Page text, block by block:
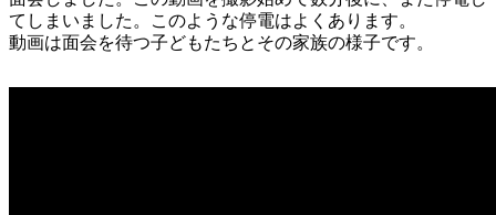
てしまいました。このような停電はよくあります。
動画は面会を待つ子どもたちとその家族の様子です。